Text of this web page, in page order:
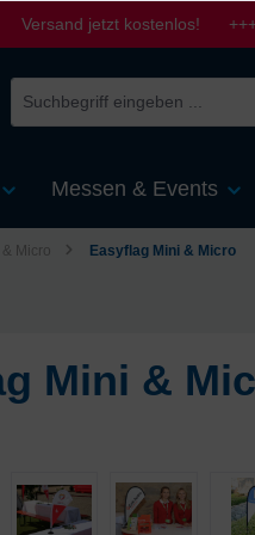
jetzt kostenlos!
Messen & Events
Micro Easyflag Mini & Micro
Mini &